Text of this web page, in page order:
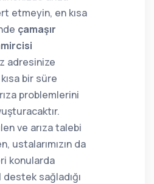
etmeyin, en kısa
çamaşır
adresinize
bir süre
problemlerini
ve arıza talebi
ustalarımızın da
konularda
sağladığı